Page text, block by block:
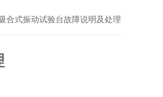
合式振动试验台故障说明及处理